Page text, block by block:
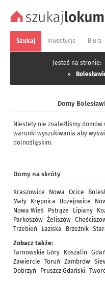
Szukaj Inwestycje Biura
Jesteś na stronie:
»
Domy
Niestety nie znaleźliśmy domów
warunki wyszukiwania aby
dolnośląskim.
Domy na skróty
Kraszowice Nowa Ocice
Mały
Krępnica Bożejowice
Nowa Wieś
Pstrąże Lipiany
Parkoszów Żeliszów
Trzebień
Łaziska Brzeźnik
Zobacz także:
Tarnowskie Góry
Koszalin
Zawiercie
Toruń Zambrów
Dobrzyń
Pruszcz Gdański